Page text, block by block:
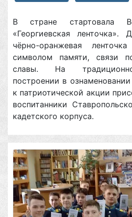
В стране стартовала
«Георгиевская
чёрно-оранжевая
символом памяти, связи
славы. На
построении в
к патриотической акции
воспитанники
кадетского корпуса.